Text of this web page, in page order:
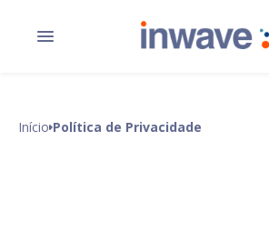
Início Política de Privacidade